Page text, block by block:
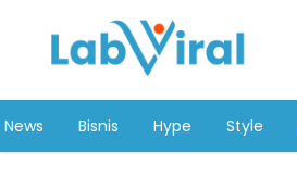
News Bisnis Hype Style